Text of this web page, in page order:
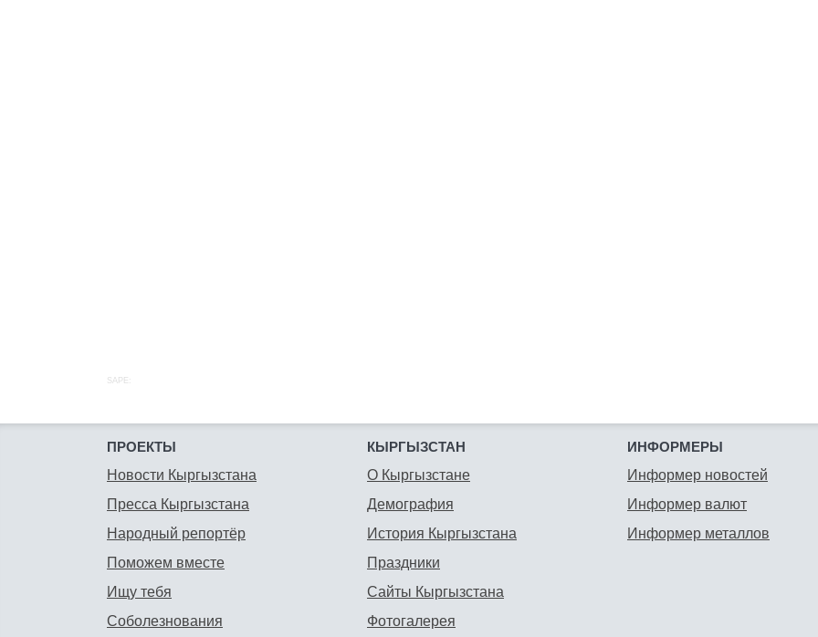
SAPE:
ПРОЕКТЫ
Новости Кыргызстана
Пресса Кыргызстана
Народный репортёр
Поможем вместе
Ищу тебя
Соболезнования
КЫРГЫЗСТАН
О Кыргызстане
Демография
История Кыргызстана
Праздники
Сайты Кыргызстана
Фотогалерея
ИНФОРМЕРЫ
Информер новостей
Информер валют
Информер металлов